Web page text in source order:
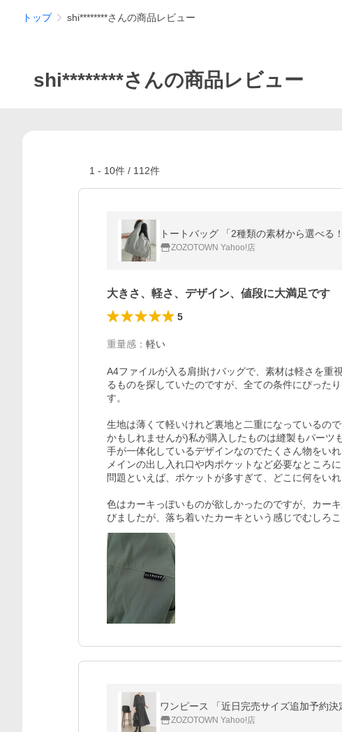
トップ shi********さんの商品レビュー
shi********さんの商品レビュー
1 - 10件 / 112件
トートバッグ 「2種類の素材から選べ
ZOZOTOWN Yahoo!店
大きさ、軽さ、デザイン、値段に大満足です
5
重量感 ： 軽い
A4ファイルが入る肩掛けバッグで、素材は軽さを重
るものを探していたのですが、全ての条件にぴった
す。
生地は薄くて軽いけれど裏地と二重になっているの
かもしれませんが)私が購入したものは縫製もパーツ
手が一体化しているデザインなのでたくさん物をいれ
メインの出し入れ口や内ポケットなど必要なところ
問題といえば、ポケットが多すぎて、どこに何をい
色はカーキっぽいものが欲しかったのですが、カー
びましたが、落ち着いたカーキという感じでむしろ
ワンピース 「近日完売サイズ追加予約
ZOZOTOWN Yahoo!店